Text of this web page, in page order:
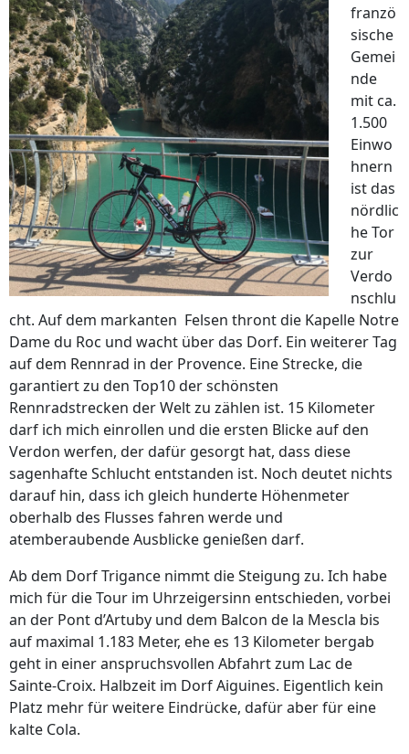
franzö
sische
Gemei
nde
mit ca.
1.500
Einwo
hnern
ist das
nördlic
he Tor
zur
Verdo
nschlu
cht. Auf dem markanten Felsen thront die Kapelle Notre
Dame du Roc und wacht über das Dorf. Ein weiterer Tag
auf dem Rennrad in der Provence. Eine Strecke, die
garantiert zu den Top10 der schönsten
Rennradstrecken der Welt zu zählen ist. 15 Kilometer
darf ich mich einrollen und die ersten Blicke auf den
Verdon werfen, der dafür gesorgt hat, dass diese
sagenhafte Schlucht entstanden ist. Noch deutet nichts
darauf hin, dass ich gleich hunderte Höhenmeter
oberhalb des Flusses fahren werde und
atemberaubende Ausblicke genießen darf.
Ab dem Dorf Trigance nimmt die Steigung zu. Ich habe
mich für die Tour im Uhrzeigersinn entschieden, vorbei
an der Pont d’Artuby und dem Balcon de la Mescla bis
auf maximal 1.183 Meter, ehe es 13 Kilometer bergab
geht in einer anspruchsvollen Abfahrt zum Lac de
Sainte-Croix. Halbzeit im Dorf Aiguines. Eigentlich kein
Platz mehr für weitere Eindrücke, dafür aber für eine
kalte Cola.